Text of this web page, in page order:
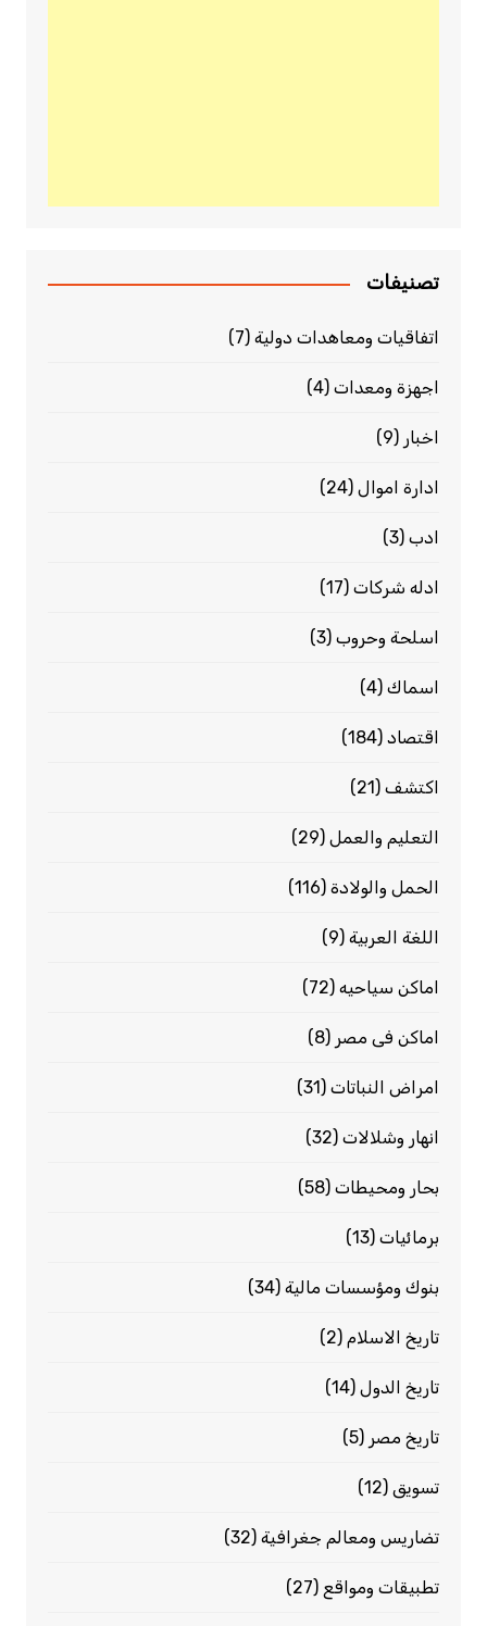
تصنيفات
اتفاقيات ومعاهدات دولية(7)
اجهزة ومعدات(4)
اخبار (9)
ادارة اموال(24)
ادب(3)
ادله شركات(17)
اسلحة وحروب(3)
اسماك(4)
اقتصاد(184)
اكتشف(21)
التعليم والعمل(29)
الحمل والولادة(116)
اللغة العربية(9)
اماكن سياحيه(72)
اماكن فى مصر (8)
امراض النباتات(31)
انهار وشلالات(32)
بحار ومحيطات(58)
برمائيات(13)
بنوك ومؤسسات مالية(34)
تاريخ الاسلام(2)
تاريخ الدول(14)
تاريخ مصر (5)
تسويق(12)
تضاريس ومعالم جغرافية(32)
تطبيقات ومواقع (27)